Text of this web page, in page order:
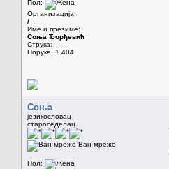
Пол:
Организација:
/
Име и презиме:
Соња Ђорђевић
Струка:
Поруке: 1.404
Соња
језикословац
староседелац
Ван мреже
Пол: